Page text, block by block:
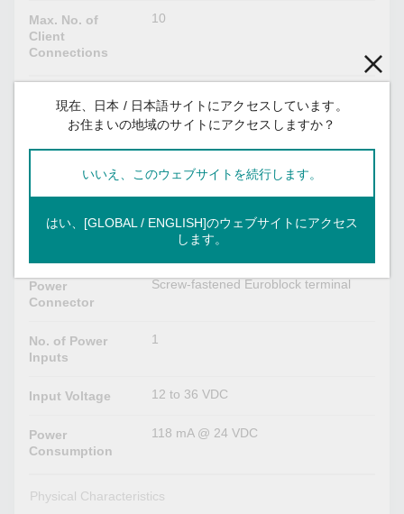
Max. No. of
Client
Connections
10
EtherNet/IP
Adapter
Max. No. of
9 (for read-only), 1 (for read/write)
Power
Connector
Screw-fastened Euroblock terminal
No. of Power
Inputs
1
Input Voltage 12 to 36 VDC
Power
Consumption
118 mA @ 24 VDC
Physical Characteristics
現在、日本 / 日本語サイトにアクセスしています。
お住まいの地域のサイトにアクセスしますか？
いいえ、このウェブサイトを続行します。
はい、[GLOBAL / ENGLISH]のウェブサイトにアクセス
します。